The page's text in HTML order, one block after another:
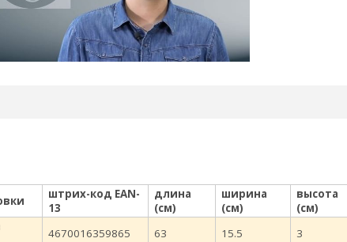
штрих-код EAN-
13
длина
(см)
ширина
(см)
высота
(см)
4670016359865 63 15.5 3